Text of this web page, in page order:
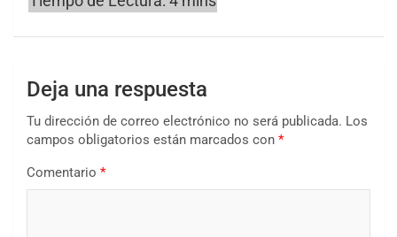
Deja una respuesta
Tu dirección de correo electrónico no será publicada. Los
campos obligatorios están marcados con *
Comentario *